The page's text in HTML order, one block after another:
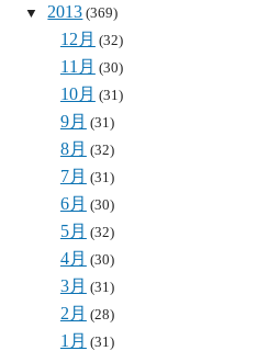
2013 (369)
12月 (32)
11月 (30)
10月 (31)
9月 (31)
8月 (32)
7月 (31)
6月 (30)
5月 (32)
4月 (30)
3月 (31)
2月 (28)
1月 (31)